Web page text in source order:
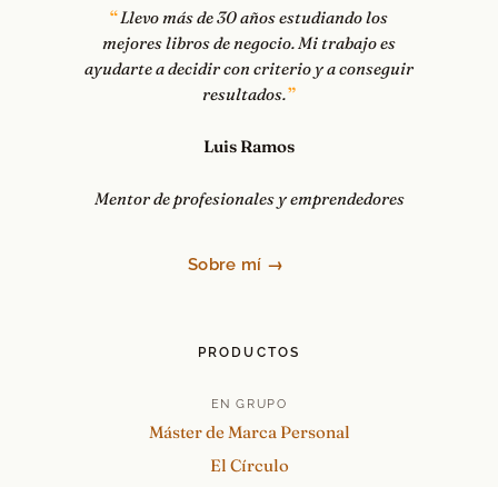
Llevo más de 30 años estudiando los
mejores libros de negocio. Mi trabajo es
ayudarte a decidir con criterio y a conseguir
resultados.
Luis Ramos
Mentor de profesionales y emprendedores
Sobre mí →
PRODUCTOS
EN GRUPO
Máster de Marca Personal
El Círculo